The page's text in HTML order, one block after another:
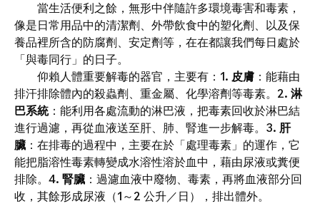
當生活便利之餘，無形中伴隨許多環境毒害和毒素，
像是日常用品中的清潔劑、外帶飲食中的塑化劑、以及保
養品裡所含的防腐劑、安定劑等，在在都讓我們每日處於
「與毒同行」的日子。
仰賴人體重要解毒的器官，主要有：1. 皮膚 ：能藉由
排汗排除體內的殺蟲劑、重金屬、化學溶劑等毒素。2. 淋
巴系統：能利用各處流動的淋巴液，把毒素回收於淋巴結
進行過濾，再從血液送至肝、肺、腎進一步解毒。3. 肝
臟 ：在排毒的過程中，主要在於「處理毒素」的運作，它
能把脂溶性毒素轉變成水溶性溶於血中，藉由尿液或糞便
排除。4. 腎臟 ：過濾血液中廢物、毒素，再將血液部分回
收，其餘形成尿液（1～2 公升／日），排出體外。